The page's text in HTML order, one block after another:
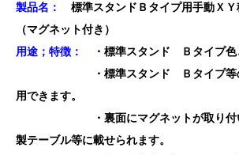
製品名：
標準スタンドＢタイプ用手動Ｘ
（マグネット付き）
用途；特徴：
・標準スタンド Ｂタイプ色
・標準スタンド Ｂタイプ
用できます。
・裏面にマグネットが取り
製テーブル等に載せられます。